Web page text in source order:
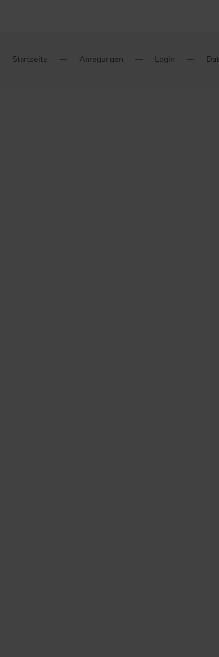
Startseite Anregungen Login